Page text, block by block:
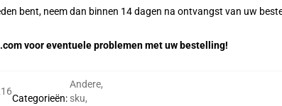
bent, neem dan binnen 14 dagen na ontvangst van uw
voor eventuele problemen met uw bestelling!
Categorieën:
Andere,
sku,